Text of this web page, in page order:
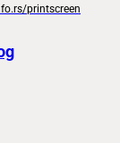
printscreen